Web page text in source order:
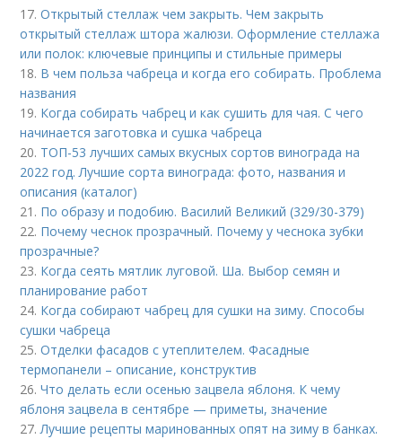
17.Открытый стеллаж чем закрыть. Чем закрыть
открытый стеллаж штора жалюзи. Оформление стеллажа
или полок: ключевые принципы и стильные примеры
18. В чем польза чабреца и когда его собирать. Проблема
названия
19. Когда собирать чабрец и как сушить для чая. С чего
начинается заготовка и сушка чабреца
20. ТОП-53 лучших самых вкусных сортов винограда на
2022 год. Лучшие сорта винограда: фото, названия и
описания (каталог)
21. По образу и подобию. Василий Великий (329/30-379)
22. Почему чеснок прозрачный. Почему у чеснока зубки
прозрачные?
23. Когда сеять мятлик луговой. Ша. Выбор семян и
планирование работ
24. Когда собирают чабрец для сушки на зиму. Способы
сушки чабреца
25.Отделки фасадов с утеплителем. Фасадные
термопанели – описание, конструктив
26.Что делать если осенью зацвела яблоня. К чему
яблоня зацвела в сентябре — приметы, значение
27.Лучшие рецепты маринованных опят на зиму в банках.